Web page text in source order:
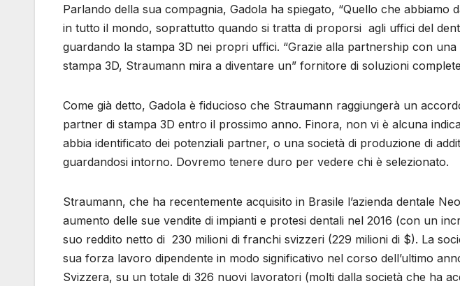
Parlando della sua compagnia, Gadola ha spiegato, “Quello che abbiamo
in tutto il mondo, soprattutto quando si tratta di proporsi agli uffici del
guardando la stampa 3D nei propri uffici. “Grazie alla partnership con
stampa 3D, Straumann mira a diventare un” fornitore di soluzioni
Come già detto, Gadola è fiducioso che Straumann raggiungerà un
partner di stampa 3D entro il prossimo anno. Finora, non vi è alcuna
abbia identificato dei potenziali partner, o una società di produzione di
guardandosi intorno. Dovremo tenere duro per vedere chi è selezionato.
Straumann, che ha recentemente acquisito in Brasile l’azienda dentale
aumento delle sue vendite di impianti e protesi dentali nel 2016 (con un
suo reddito netto di 230 milioni di franchi svizzeri (229 milioni di $). La
sua forza lavoro dipendente in modo significativo nel corso dell’ultimo
Svizzera, su un totale di 326 nuovi lavoratori (molti dalla società che ha